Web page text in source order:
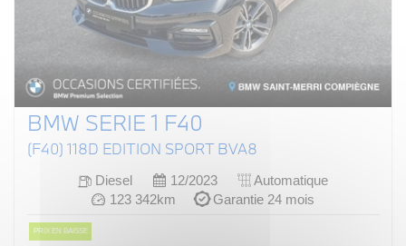
BMW SERIE 1 F40
(F40) 118D EDITION SPORT BVA8
Diesel 12/2023
Automatique
123 342km
Garantie 24 mois
PRIX EN BAISSE